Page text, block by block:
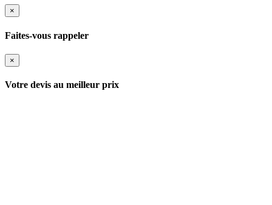
×
Faites-vous rappeler
×
Votre devis au meilleur prix